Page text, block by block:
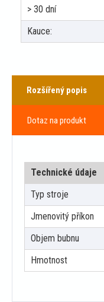
> 30 dní
Kauce:
Rozšířený popis
Dotaz na produkt
Technické údaje
Typ stroje
Jmenovitý příkon
Objem bubnu
Hmotnost